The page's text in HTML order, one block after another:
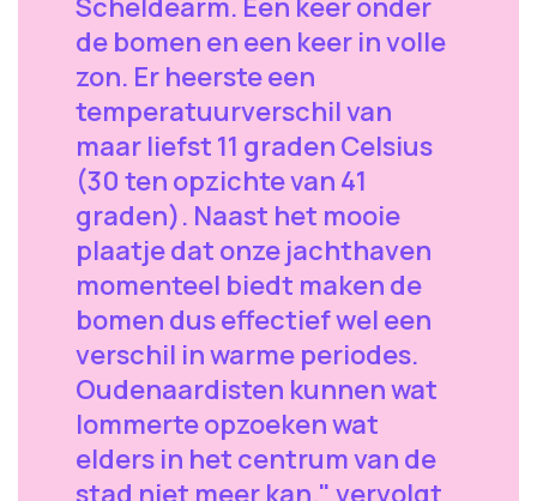
Scheldearm. Een keer onder
de bomen en een keer in volle
zon. Er heerste een
temperatuurverschil van
maar liefst 11 graden Celsius
(30 ten opzichte van 41
graden). Naast het mooie
plaatje dat onze jachthaven
momenteel biedt maken de
bomen dus effectief wel een
verschil in warme periodes.
Oudenaardisten kunnen wat
lommerte opzoeken wat
elders in het centrum van de
stad niet meer kan." vervolgt